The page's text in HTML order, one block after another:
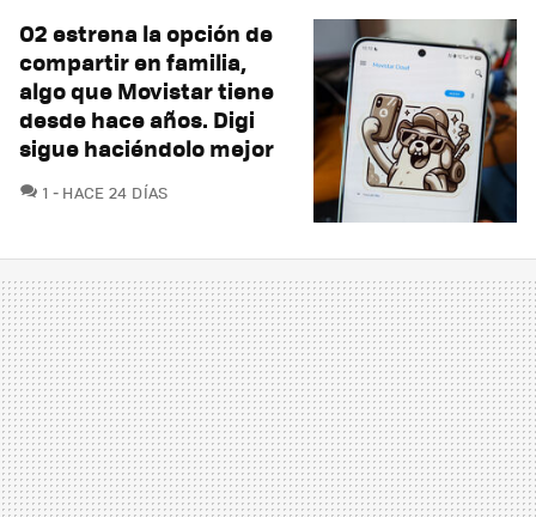
O2 estrena la opción de
compartir en familia,
algo que Movistar tiene
desde hace años. Digi
sigue haciéndolo mejor
1 COMENTARIOS
HACE 24 DÍAS